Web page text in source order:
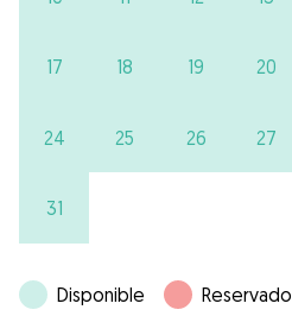
17 18 19 20
24 25 26 27
31
Disponible Reservado